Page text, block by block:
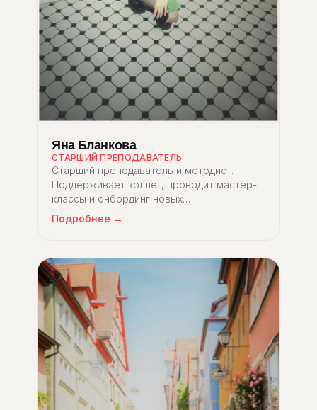
Яна Бланкова
СТАРШИЙ ПРЕПОДАВАТЕЛЬ
Старший преподаватель и методист.
Поддерживает коллег, проводит мастер-
классы и онбординг новых
преподавателей. В профессии с 2013 года.
Уроки с Яной — как встреча с хорошо
Подробнее →